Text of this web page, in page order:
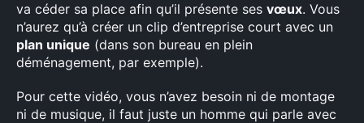
va céder sa place afin qu’il présente ses vœux. Vous
n’aurez qu’à créer un clip d’entreprise court avec un
plan unique (dans son bureau en plein
déménagement, par exemple).
Pour cette vidéo, vous n’avez besoin ni de montage
ni de musique, il faut juste un homme qui parle avec